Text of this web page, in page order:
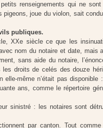
renseignements qui ne
joue du violon, sait
publiques.
XXe siècle ce que les
nom du notaire et date, mais
sans aide du notaire,
les droits de celés des douze
même n’était pas disponible
ans, comme le répertoire
sinistré : les notaires sont
par canton. Tout